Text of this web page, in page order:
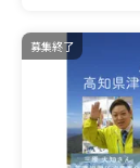
募集終了